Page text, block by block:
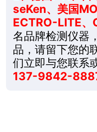
seKen、美国
ECTRO-LITE、
名品牌检测仪器
品，请留下您的
们立即与您联系
137-9842-